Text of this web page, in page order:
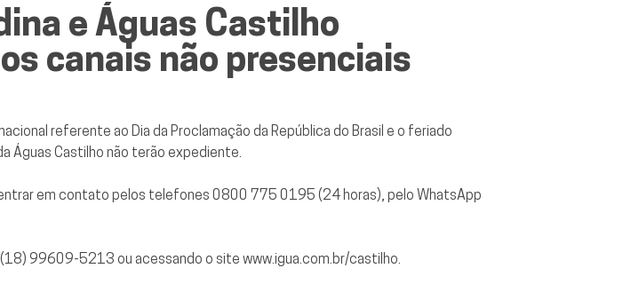
e Águas Castilho
canais não presenciais
referente ao Dia da Proclamação da República do Brasil e o feriado
Águas Castilho não terão expediente.
em contato pelos telefones 0800 775 0195 (24 horas), pelo WhatsApp
99609-5213 ou acessando o site www.igua.com.br/castilho